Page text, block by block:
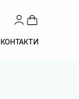
КОНТАКТИ